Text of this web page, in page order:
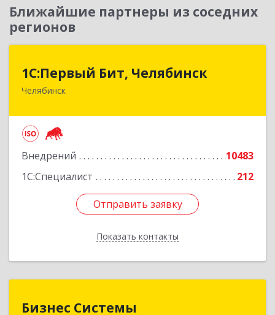
Ближайшие партнеры из соседних
регионов
1С:Первый Бит, Челябинск
Челябинск
Внедрений
10483
1С:Специалист
212
Отправить заявку
Показать контакты
1С:Первый Бит, Челябинск
Отправить заявку
Назад
Бизнес Системы